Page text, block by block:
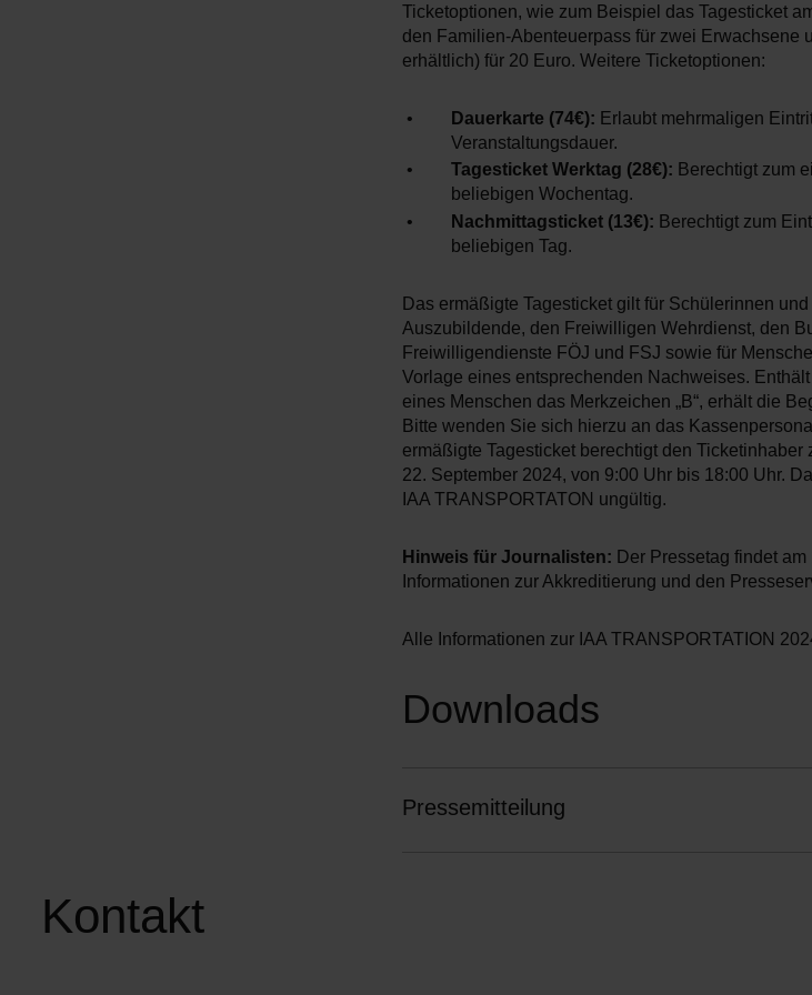
Ticketoptionen, wie zum Beispiel das Tagesticket
den Familien-Abenteuerpass für zwei Erwachsene
erhältlich) für 20 Euro. Weitere Ticketoptionen:
Dauerkarte (74€): Erlaubt mehrmaligen
Veranstaltungsdauer.
Tagesticket Werktag (28€): Berechtigt zum
beliebigen Wochentag.
Nachmittagsticket (13€): Berechtigt zum
beliebigen Tag.
Das ermäßigte Tagesticket gilt für Schülerinnen
Auszubildende, den Freiwilligen Wehrdienst, den
Freiwilligendienste FÖJ und FSJ sowie für
Vorlage eines entsprechenden Nachweises.
eines Menschen das Merkzeichen „B“, erhält die
Bitte wenden Sie sich hierzu an das
ermäßigte Tagesticket berechtigt den
22. September 2024, von 9:00 Uhr bis 18:00 Uhr.
IAA TRANSPORTATON ungültig.
Hinweis für Journalisten: Der Pressetag findet
Informationen zur Akkreditierung und den
Alle Informationen zur IAA TRANSPORTATION
Downloads
Pressemitteilung
Kontakt